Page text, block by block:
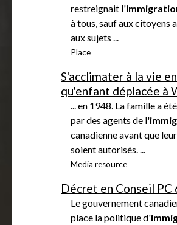
restreignait l'
à tous, sauf aux citoyens
aux sujets ...
Place
S'acclimater à la vie
qu'enfant déplacée à
... en 1948. La famille a
par des agents de l'
canadienne avant que
soient autorisés. ...
Media resource
Décret en Conseil PC
Le gouvernement
place la politique d'